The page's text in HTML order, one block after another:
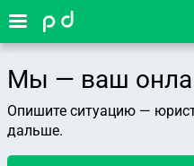
Мы — ваш
Опишите ситуацию —
дальше.